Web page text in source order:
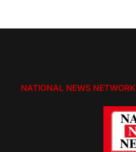
NATIONAL NEWS NETWORK